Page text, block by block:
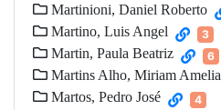
Martinioni, Daniel Roberto
Martino, Luis Angel 3
Martin, Paula Beatriz 6
Martins Alho, Miriam Amelia
Martos, Pedro José 4